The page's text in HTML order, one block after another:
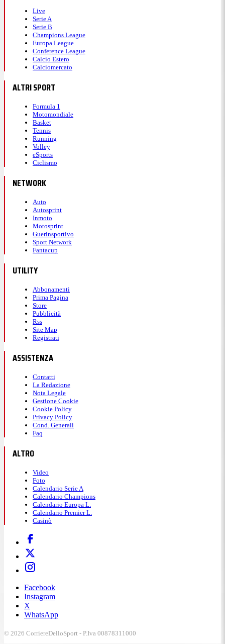
Live
Serie A
Serie B
Champions League
Europa League
Conference League
Calcio Estero
Calciomercato
ALTRI SPORT
Formula 1
Motomondiale
Basket
Tennis
Running
Volley
eSports
Ciclismo
NETWORK
Auto
Autosprint
Inmoto
Motosprint
Guerinsportivo
Sport Network
Fantacup
UTILITY
Abbonamenti
Prima Pagina
Store
Pubblicità
Rss
Site Map
Registrati
ASSISTENZA
Contatti
La Redazione
Nota Legale
Gestione Cookie
Cookie Policy
Privacy Policy
Cond. Generali
Faq
ALTRO
Video
Foto
Calendario Serie A
Calendario Champions
Calendario Europa L.
Calendario Premier L.
Casinò
Facebook
Instagram
X
WhatsApp
© 2026 CorriereDelloSport - P.Iva 00878311000